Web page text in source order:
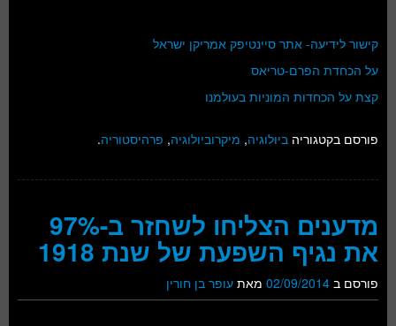
קישור לידיעה- אתר סיינטיפק אמריקן ישראל
על הכחדת הפרם-טריאס
קצת על הכחדות המוניות בעולמנו
פורסם בקטגוריה ביולוגיה, מיקרוביולוגיה, פרהיסטוריה.
מדענים הצליחו לשחזר ב-97%
את נגיף השפעת של שנת 1918
פורסם ב 02/09/2014 מאת עופר בן חורין